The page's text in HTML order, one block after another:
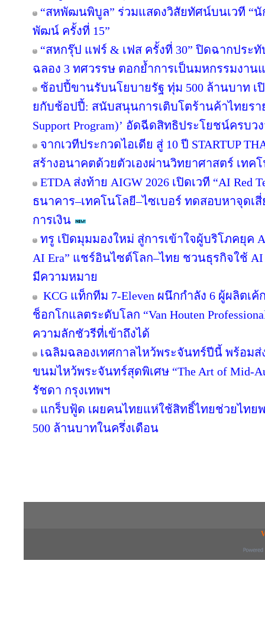
“สหพัฒนพิบูล” ร่วมแสดงวิสัยทัศน์บนเวที “
พัฒน์ ครั้งที่ 15”
“สหกรุ๊ป แฟร์ & เฟส ครั้งที่ 30” ปิดฉากประ
ฉลอง 3 ทศวรรษ ตอกย้ำการเป็นมหกรรมงา
ช้อปปี้ขานรับนโยบายรัฐ ทุ่ม 500 ล้านบาท เ
ยกับช้อปปี้: สนับสนุนการเติบโตร้านค้าไทยรา
Support Program)’ อัดฉีดสิทธิประโยชน์ครบว
จากเวทีประกวดไอเดีย สู่ 10 ปี STARTUP
สร้างอนาคตด้วยตัวเองผ่านวิทยาศาสตร์ เทค
ETDA ส่งท้าย AIGW 2026 เปิดเวที “AI Red
ธนาคาร–เทคโนโลยี–ไซเบอร์ ทดสอบหาจุดเ
การเงิน
ทรู เปิดมุมมองใหม่ สู่การเข้าใจผู้บริโภคยุค
AI Era” แชร์อินไซต์โลก–ไทย ชวนธุรกิจใช้
มีความหมาย
KCG แท็กทีม 7-Eleven ผนึกกำลัง 6 ผู้ผลิตเ
ช็อกโกแลตระดับโลก “Van Houten
ความลักชัวรีที่เข้าถึงได้
เฉลิมฉลองเทศกาลไหว้พระจันทร์ปีนี้ พร้อม
ขนมไหว้พระจันทร์สุดพิเศษ “The Art of Mid-
รัชดา กรุงเทพฯ
แกร็บฟู้ด เผยคนไทยแห่ใช้สิทธิ์ไทยช่วยไทยพ
500 ล้านบาทในครึ่งเดือน